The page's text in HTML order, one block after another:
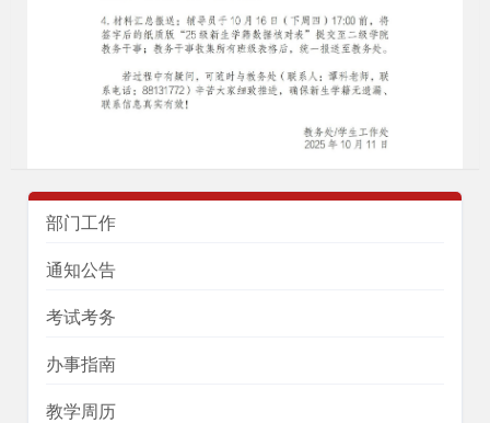
部门工作
通知公告
考试考务
办事指南
教学周历